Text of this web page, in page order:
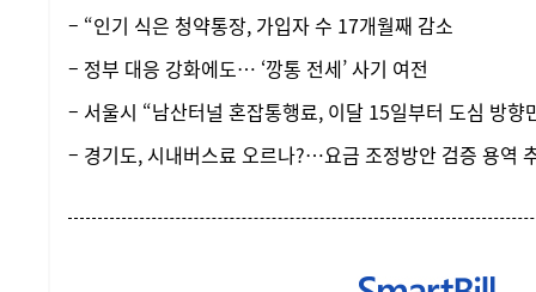
– “인기 식은 청약통장, 가입자 수 17개월째 감소
– 정부 대응 강화에도… ‘깡통 전세’ 사기 여전
– 서울시 “남산터널 혼잡통행료, 이달 15일부터 도심 방향
– 경기도, 시내버스료 오르나?…요금 조정방안 검증 용역